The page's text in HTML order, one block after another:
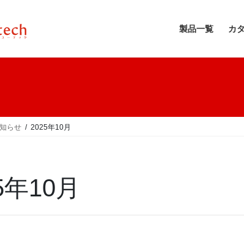
製品一覧 カ
らせ 2025年10月
10月